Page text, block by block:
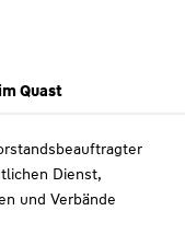
Quast
Dienst,
und Verbände